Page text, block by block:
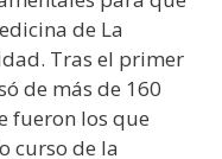
de La
Tras el primer
de más de 160
fueron los que
curso de la